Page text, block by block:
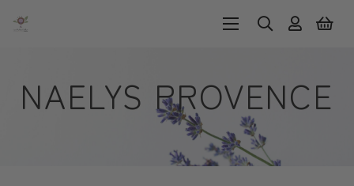
NAELYS PROVENCE